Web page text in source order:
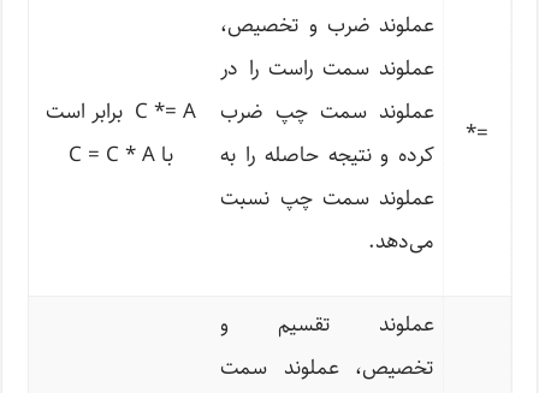
=
*
عملوند ضرب و تخصیص،
عملوند سمت راست را در
عملوند سمت چپ ضرب
کرده و نتیجه حاصله را به
عملوند سمت چپ نسبت
می‌دهد.
C *= A برابر است
با C = C * A
عملوند تقسیم و
تخصیص، عملوند سمت